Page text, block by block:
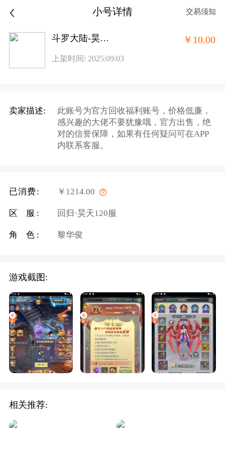
小号详情 交易须知
斗罗大陆-昊天服旧2
上架时间: 2025:09:03
￥10.00
卖家描述:
此账号为官方回收福利账号，价格低廉，
感兴趣的大佬不要犹豫哦，官方出售，绝
对的信誉保障，如果有任何疑问可在APP
内联系客服。
已消费: ￥1214.00
区 服: 回归·昊天120服
角 色: 黎华俊
游戏截图:
相关推荐: